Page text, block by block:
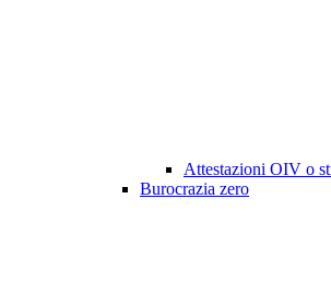
Attestazioni OIV o
Burocrazia zero